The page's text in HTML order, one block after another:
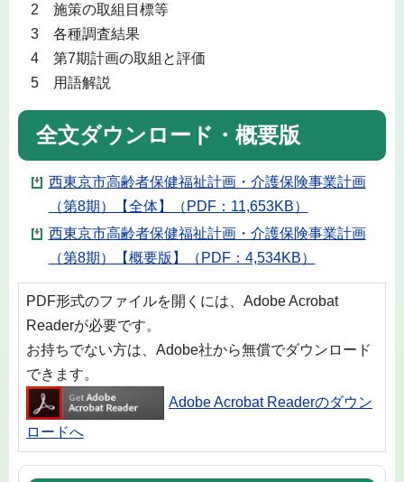
2 施策の取組目標等
3 各種調査結果
4 第7期計画の取組と評価
5 用語解説
全文ダウンロード・概要版
西東京市高齢者保健福祉計画・介護保険事業計画
（第8期）【全体】（PDF：11,653KB）
西東京市高齢者保健福祉計画・介護保険事業計画
（第8期）【概要版】（PDF：4,534KB）
PDF形式のファイルを開くには、Adobe Acrobat
Readerが必要です。
お持ちでない方は、Adobe社から無償でダウンロード
できます。
Adobe Acrobat Readerのダウン
ロードへ